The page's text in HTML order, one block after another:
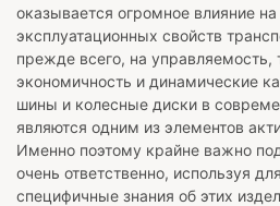
оказывается огромное влияние
эксплуатационных свойств
прежде всего, на управляемость,
экономичность и динамические
шины и колесные диски в
являются одним из элементов
Именно поэтому крайне важно
очень ответственно, используя
специфичные знания об этих